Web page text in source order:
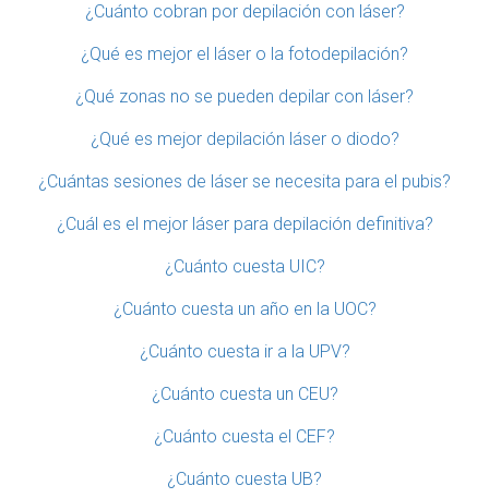
¿Cuánto cobran por depilación con láser?
¿Qué es mejor el láser o la fotodepilación?
¿Qué zonas no se pueden depilar con láser?
¿Qué es mejor depilación láser o diodo?
¿Cuántas sesiones de láser se necesita para el pubis?
¿Cuál es el mejor láser para depilación definitiva?
¿Cuánto cuesta UIC?
¿Cuánto cuesta un año en la UOC?
¿Cuánto cuesta ir a la UPV?
¿Cuánto cuesta un CEU?
¿Cuánto cuesta el CEF?
¿Cuánto cuesta UB?